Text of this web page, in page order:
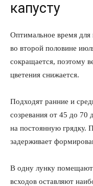
О нас
Связаться с нами
Подписка
Мой аккаунт
Реклама
капусту
Оптимальное время для
во второй половине
сокращается, поэтому
цветения снижается.
Подходят ранние и
созревания от 45 до 70
на постоянную грядку.
задерживает
В одну лунку
всходов оставляют